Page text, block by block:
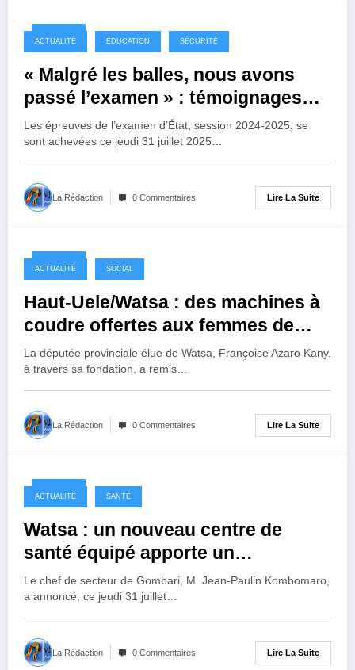
1 an ago
ACTUALITÉ ÉDUCATION SÉCURITÉ
« Malgré les balles, nous avons
passé l’examen » : témoignages
émouvants des élèves finalistes de
Goma
Les épreuves de l’examen d’État, session 2024-2025, se
sont achevées ce jeudi 31 juillet 2025…
La Rédaction 0 Commentaires Lire La Suite
1 an ago
ACTUALITÉ SOCIAL
Haut-Uele/Watsa : des machines à
coudre offertes aux femmes de
Mungbere par la députée
provinciale Françoise Azaro Kany
La députée provinciale élue de Watsa, Françoise Azaro Kany,
à travers sa fondation, a remis…
La Rédaction 0 Commentaires Lire La Suite
1 an ago
ACTUALITÉ SANTÉ
Watsa : un nouveau centre de
santé équipé apporte un
soulagement à Kaungato sous
l’impulsion du chef de secteur de
Gombari, Jean-Paulin Kombomaro
Le chef de secteur de Gombari, M. Jean-Paulin Kombomaro,
a annoncé, ce jeudi 31 juillet…
La Rédaction 0 Commentaires Lire La Suite